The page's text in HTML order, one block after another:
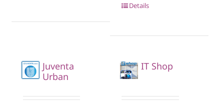
Details
Juventa
Urban
IT Shop